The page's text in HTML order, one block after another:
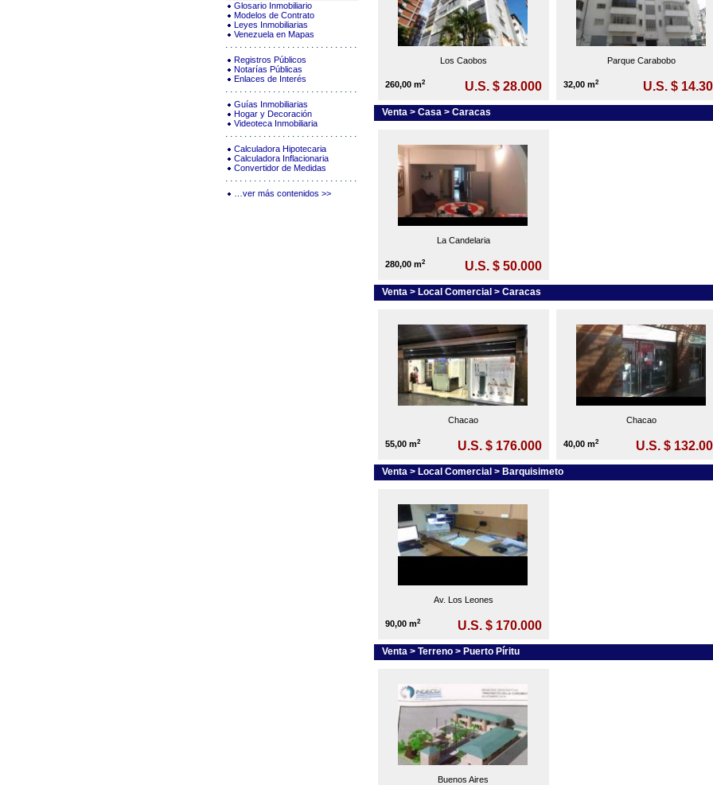
Glosario Inmobiliario
Modelos de Contrato
Leyes Inmobiliarias
Venezuela en Mapas
Registros Públicos
Notarías Públicas
Enlaces de Interés
Guías Inmobiliarias
Hogar y Decoración
Videoteca Inmobiliaria
Calculadora Hipotecaria
Calculadora Inflacionaria
Convertidor de Medidas
…ver más contenidos >>
Los Caobos
260,00 m2 U.S. $ 28.000
Parque Carabobo
32,00 m2 U.S. $
Venta > Casa > Caracas
La Candelaria
280,00 m2 U.S. $ 50.000
Venta > Local Comercial > Caracas
Chacao
55,00 m2 U.S. $ 176.000
Chacao
40,00 m2 U.S. $
Venta > Local Comercial > Barquisimeto
Av. Los Leones
90,00 m2 U.S. $ 170.000
Venta > Terreno > Puerto Píritu
Buenos Aires